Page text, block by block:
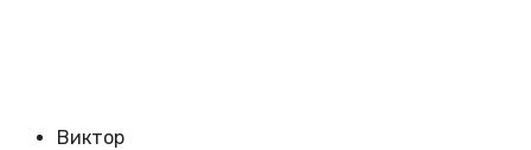
Виктор